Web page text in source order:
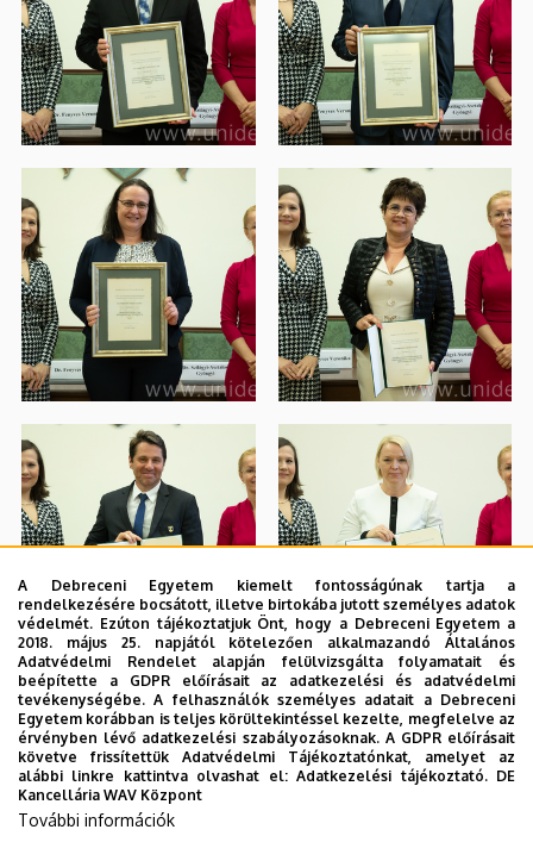
A Debreceni Egyetem kiemelt fontosságúnak tartja a
rendelkezésére bocsátott, illetve birtokába jutott személyes adatok
védelmét. Ezúton tájékoztatjuk Önt, hogy a Debreceni Egyetem a
2018. május 25. napjától kötelezően alkalmazandó Általános
Adatvédelmi Rendelet alapján felülvizsgálta folyamatait és
beépítette a GDPR előírásait az adatkezelési és adatvédelmi
tevékenységébe. A felhasználók személyes adatait a Debreceni
Egyetem korábban is teljes körültekintéssel kezelte, megfelelve az
érvényben lévő adatkezelési szabályozásoknak. A GDPR előírásait
követve frissítettük Adatvédelmi Tájékoztatónkat, amelyet az
alábbi linkre kattintva olvashat el:Adatkezelési tájékoztató. DE
Kancellária WAV Központ
További információk